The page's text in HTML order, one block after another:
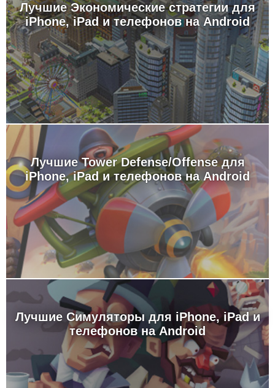
Лучшие Экономические стратегии для
iPhone, iPad и телефонов на Android
Лучшие Tower Defense/Offense для
iPhone, iPad и телефонов на Android
Лучшие Симуляторы для iPhone, iPad и
телефонов на Android